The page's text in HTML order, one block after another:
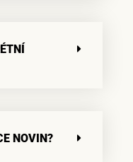
NOVIN?